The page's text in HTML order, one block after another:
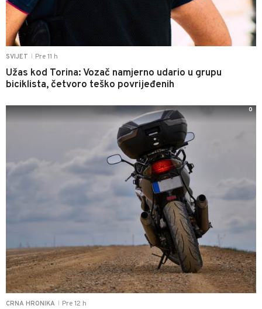
SVIJET Pre 11 h
Užas kod Torina: Vozač namjerno udario u grupu
biciklista, četvoro teško povrijeđenih
CRNA HRONIKA Pre 12 h
0